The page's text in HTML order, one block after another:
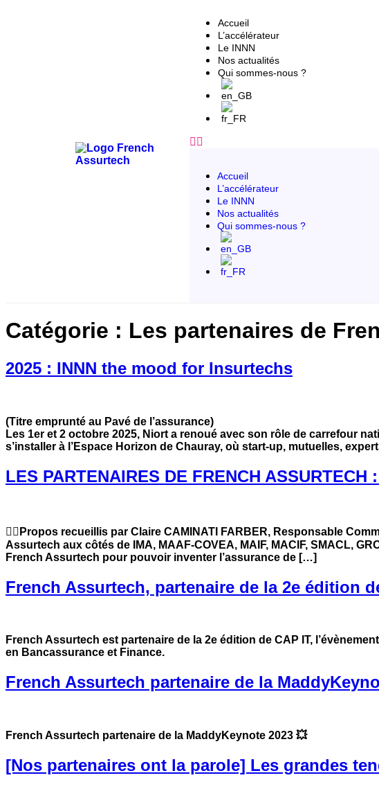
Accueil
L’accélérateur
Le INNN
Nos actualités
Qui sommes-nous ?
Accueil
L’accélérateur
Le INNN
Nos actualités
Qui sommes-nous ?
Catégorie : Les partenaires de
2025 : INNN the mood for Insurtechs
(Titre emprunté au Pavé de l’assurance)
Les 1er et 2 octobre 2025, Niort a renoué avec son rôle de carrefour
s’installer à l’Espace Horizon de Chauray, où start-up, mutuelles,
LES PARTENAIRES DE FRENCH ASSURTECH
✍🏻Propos recueillis par Claire CAMINATI FARBER, Responsable
Assurtech aux côtés de IMA, MAAF-COVEA, MAIF, MACIF, SMACL,
French Assurtech pour pouvoir inventer l’assurance de […]
French Assurtech, partenaire de la 2e édition
French Assurtech est partenaire de la 2e édition de CAP IT,
en Bancassurance et Finance.
French Assurtech partenaire de la
French Assurtech partenaire de la MaddyKeynote 2023 💥
[Nos partenaires ont la parole] Les grandes